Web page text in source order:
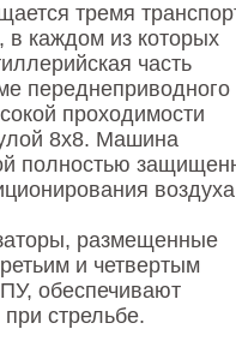
тремя
в каждом из которых
часть
переднеприводного
проходимости
8x8. Машина
полностью
размещенные
и четвертым
обеспечивают
стрельбе.